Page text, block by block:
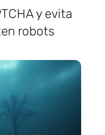
y evita
robots